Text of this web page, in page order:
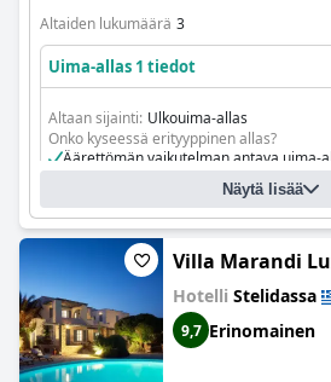
Altaiden lukumäärä 3
Uima-allas 1 tiedot
Altaan sijainti: Ulkouima-allas
Onko kyseessä erityyppinen allas?
Äärettömän vaikutelman antava uima-
Näytä lisää
Villa Marandi
Hotelli Stelidassa
9,7 Erinomainen